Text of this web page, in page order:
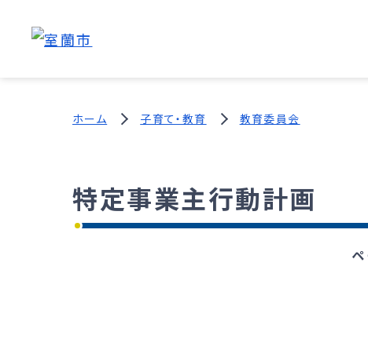
ホーム 子育て・教育 教育委員会
特定事業主行動計画